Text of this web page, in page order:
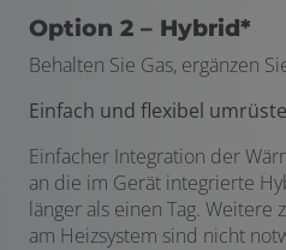
Option 2 – Hybrid*
Behalten Sie Gas, ergänzen
Einfach und flexibel
Einfacher Integration der
an die im Gerät integrierte
länger als einen Tag. Weitere
am Heizsystem sind nicht